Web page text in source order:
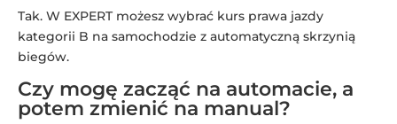
Tak. W EXPERT możesz wybrać kurs prawa jazdy
kategorii B na samochodzie z automatyczną skrzynią
biegów.
Czy mogę zacząć na automacie, a
potem zmienić na manual?